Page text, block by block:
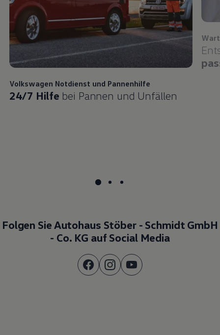
Volkswagen Notdienst und Pannenhilfe
24/7 Hilfe bei Pannen und Unfällen
Folgen Sie Autohaus Stöber - Schmidt GmbH
- Co. KG auf Social Media